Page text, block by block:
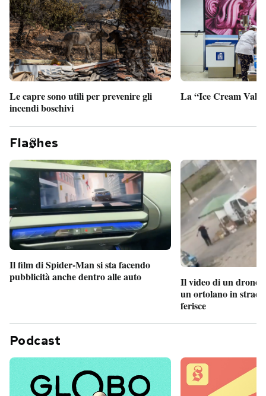
Le capre sono utili per prevenire gli
incendi boschivi
La “Ice Cream
Fla hes
Il film di Spider-Man si sta facendo
pubblicità anche dentro alle auto
Il video di un drone
un ortolano in
ferisce
Podcast